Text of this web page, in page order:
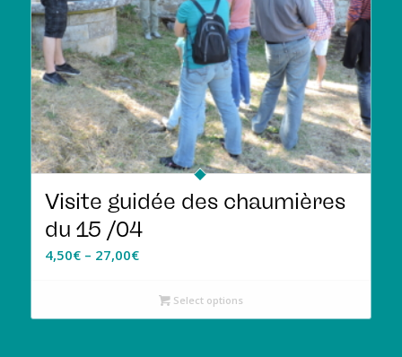
Visite guidée des chaumières
du 15 /04
4,50€– 27,00€
Select options